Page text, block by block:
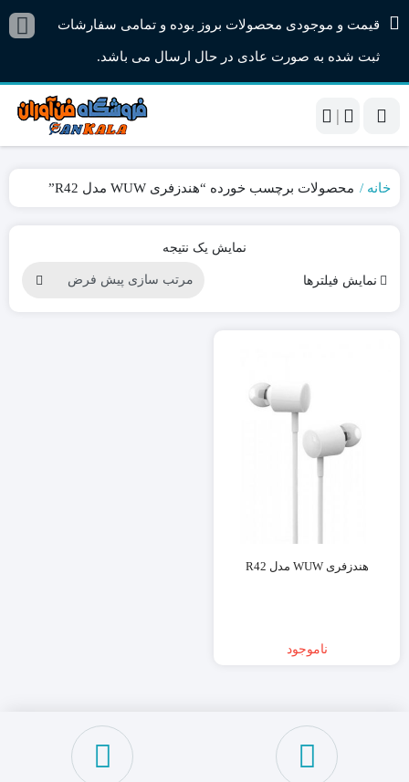
قیمت و موجودی محصولات بروز بوده و تمامی سفارشات
ثبت شده به صورت عادی در حال ارسال می باشد.
|
خانه محصولات برچسب خورده “هندزفری WUW مدل R42”
نمایش یک نتیجه
نمایش فیلترها
هندزفری WUW مدل R42
ناموجود